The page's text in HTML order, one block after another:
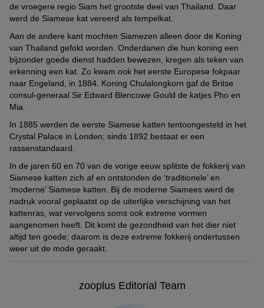
inrichten dat de katten veilig de wereld kunnen verkennen. Je
kunt met Siamezen een wandeling maken met
Dit werkt het beste als je jouw katten zo vroeg mogelijk aan de
riem laat wennen. Probeer het voor jullie eerste tochtje buiten
alvast even uit, om vervelende verrassingen te voorkomen.
Deze slimme en lieve beesten zijn perfecte familiekatten. Ze
vinden niets leuker dan uitgebreid te spelen en laten zich graag
verwennen.
kunnen hun oogjes trillen (nystagmus). Experts gaan ervan uit
dat dit te maken heeft met een melaninetekort, te herleiden tot
om regelmatig op bezoek te gaan bij je dierenarts zodat je in een
vroeg genoeg stadium mogelijke stappen met hem of haar kan
bespreken.
Ondanks deze ongemakken worden Siamezen gemiddeld een
heel stuk ouder dan veel andere raskatten. Ze worden gemiddeld
maar liefst tussen de 18 en 20 jaar oud.
probeert het ideale voer te vinden. Let er bij het wisselen van
kattenvoer goed op dat je langzaam afbouwt en opbouwt.
Katten hebben daarnaast ook altijd genoeg vers water nodig.
Vooral als je kat uitsluitend droogvoer krijgt. Je kunt je Siamees
aansporen om wat meer te drinken door drinkbakjes op
verschillende plekken in je woning te verspreiden of zelfs een
fonteintje te kopen.
sociaal gedrag en andere belangrijke dingen van de moeder en
andere kittens.
Het is raadzaam om eerst een afspraak te maken om de katten
te bekijken. Als je een kitten haalt, zou dezegevaccineerd
ontwormd
moeten zijn bij ontvangst en daarnaast in een
geschikte omgeving leven. Aarzel zeker niet om te vragen naar
belangrijke documenten, zoals de stamboom of de resultaten van
verschillende onderzoeken!
links laten liggen. Zij proberen doorgaans geld te verdienen door
de dieren bijzonder goedkoop aan te bieden. Het probleem is dat
zulke fokkers vaak nalaten om belangrijke onderzoeken door te
voeren en soms ook niet zorgen voor een gezonde leefomgeving
voor de katten.
Met een prijs tussen de € 750 en € 900 voor een kitten zijn
Siamese katten niet bepaald goedkoop. Omdat raskatten relatief
vaak afgegeven worden bij dierenasiels, is het een slim idee om
ook daar eens een kijkje te nemen.
de vroegere regio Siam het grootste deel van Thailand. Daar
werd de Siamese kat vereerd als tempelkat.
Aan de andere kant mochten Siamezen alleen door de Koning
van Thailand gefokt worden. Onderdanen die hun koning een
bijzonder goede dienst hadden bewezen, kregen als teken van
erkenning een kat. Zo kwam ook het eerste Europese fokpaar
naar Engeland, in 1884. Koning Chulalongkorn gaf de Britse
consul-generaal Sir Edward Blencowe Gould de katjes Pho en
Mia.
In 1885 werden de eerste Siamese katten tentoongesteld in het
Crystal Palace in Londen; sinds 1892 bestaat er een
rassenstandaard.
In de jaren 60 en 70 van de vorige eeuw splitste de fokkerij van
Siamese katten zich af en ontstonden de ‘traditionele’ en
‘moderne’ Siamese katten. Bij de moderne Siamees werd de
nadruk vooral geplaatst op de uiterlijke verschijning van het
kattenras, wat vervolgens soms ook extreme vormen
aangenomen heeft. Dit komt de gezondheid van het dier niet
altijd ten goede; daarom is deze extreme fokkerij ondertussen
weer uit de mode geraakt.
zooplus Editorial Team